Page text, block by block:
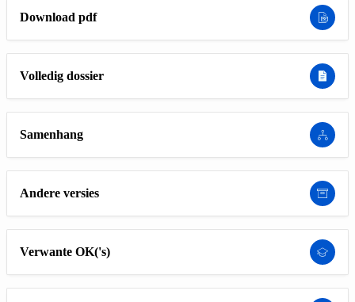
Download pdf
Volledig dossier
Samenhang
Andere versies
Verwante OK('s)